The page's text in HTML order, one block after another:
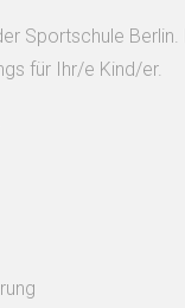
Sportschule Berlin.
für Ihr/e Kind/er.